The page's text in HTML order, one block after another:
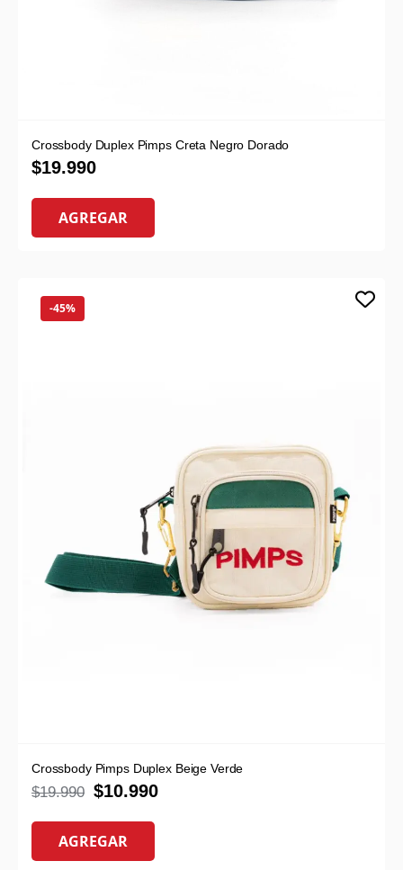
Crossbody Duplex Pimps Creta Negro Dorado
$19.990
AGREGAR
-45%
Crossbody Pimps Duplex Beige Verde
$19.990 $10.990
AGREGAR